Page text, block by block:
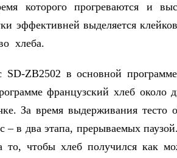
которого прогреваются и
эффективней выделяется
хлеба.
SD-ZB2502 в основной
французский хлеб около
За время выдерживания тесто
– в два этапа, прерываемых
то, чтобы хлеб получился как